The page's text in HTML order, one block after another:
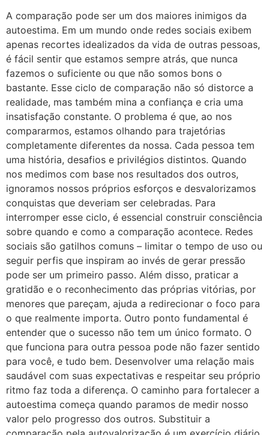
A comparação pode ser um dos maiores inimigos da
autoestima. Em um mundo onde redes sociais exibem
apenas recortes idealizados da vida de outras pessoas,
é fácil sentir que estamos sempre atrás, que nunca
fazemos o suficiente ou que não somos bons o
bastante. Esse ciclo de comparação não só distorce a
realidade, mas também mina a confiança e cria uma
insatisfação constante. O problema é que, ao nos
compararmos, estamos olhando para trajetórias
completamente diferentes da nossa. Cada pessoa tem
uma história, desafios e privilégios distintos. Quando
nos medimos com base nos resultados dos outros,
ignoramos nossos próprios esforços e desvalorizamos
conquistas que deveriam ser celebradas. Para
interromper esse ciclo, é essencial construir consciência
sobre quando e como a comparação acontece. Redes
sociais são gatilhos comuns – limitar o tempo de uso ou
seguir perfis que inspiram ao invés de gerar pressão
pode ser um primeiro passo. Além disso, praticar a
gratidão e o reconhecimento das próprias vitórias, por
menores que pareçam, ajuda a redirecionar o foco para
o que realmente importa. Outro ponto fundamental é
entender que o sucesso não tem um único formato. O
que funciona para outra pessoa pode não fazer sentido
para você, e tudo bem. Desenvolver uma relação mais
saudável com suas expectativas e respeitar seu próprio
ritmo faz toda a diferença. O caminho para fortalecer a
autoestima começa quando paramos de medir nosso
valor pelo progresso dos outros. Substituir a